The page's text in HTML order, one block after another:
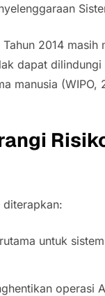
2014 masih
dapat
manusia (WIPO,
diterapkan:
untuk
operasi